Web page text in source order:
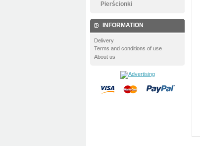
Pierścionki
INFORMATION
Delivery
Terms and conditions of use
About us